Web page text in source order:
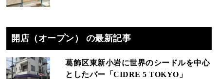
開店（オープン） の最新記事
葛飾区東新小岩に世界のシードルを中心
としたバー「CIDRE 5 TOKYO」